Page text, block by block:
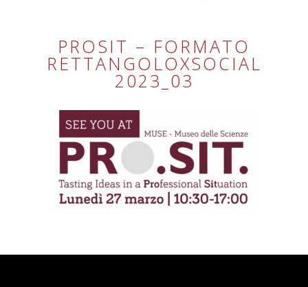
PROSIT – FORMATO
RETTANGOLOXSOCIAL
2023_03